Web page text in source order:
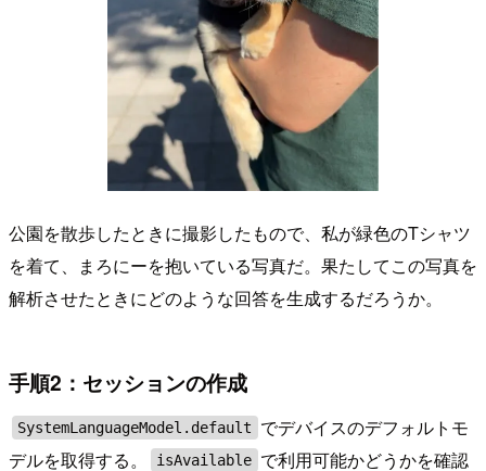
公園を散歩したときに撮影したもので、私が緑色のTシャツ
を着て、まろにーを抱いている写真だ。果たしてこの写真を
解析させたときにどのような回答を生成するだろうか。
手順2：セッションの作成
SystemLanguageModel.default
でデバイスのデフォルトモ
デルを取得する。
isAvailable で利用可能かどうかを確認